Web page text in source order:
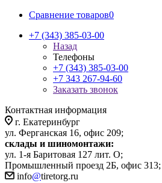
Сравнение товаров0
+7 (343) 385-03-00
Назад
Телефоны
+7 (343) 385-03-00
+7 343 267-94-60
Заказать звонок
Контактная информация
г. Екатеринбург
ул. Ферганская 16, офис 209;
склады и шиномонтажи:
ул. 1-я Баритовая 127 лит. О;
Промышленный проезд 2Б, офис 313;
info@tiretorg.ru